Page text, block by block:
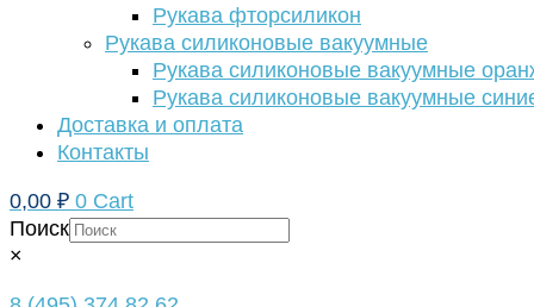
Рукава фторсиликон
Рукава силиконовые вакуумные
Рукава силиконовые вакуумные
Рукава силиконовые вакуумные
Доставка и оплата
Контакты
0,00 ₽ 0 Cart
Поиск
×